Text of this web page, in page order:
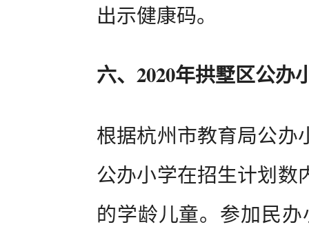
出示健康码。
六、2020年拱墅区公办
根据杭州市教育局公办
公办小学在招生计划数
的学龄儿童。参加民